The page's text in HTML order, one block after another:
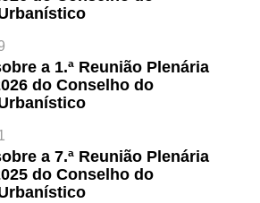
a 1.ª Reunião Plenária
do Conselho do
a 7.ª Reunião Plenária
do Conselho do